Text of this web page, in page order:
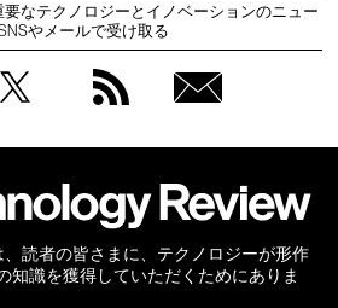
要なテクノロジーとイノベーションのニュー
やメールで受け取る
、読者の皆さまに、テクノロジーが形作
知識を獲得していただくためにありま